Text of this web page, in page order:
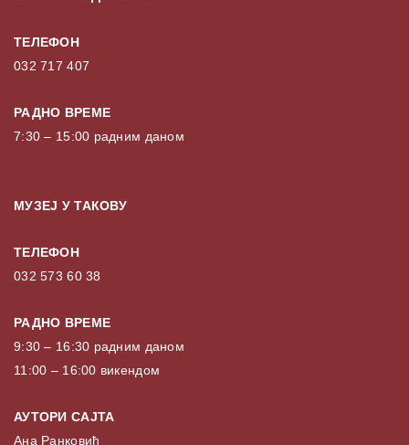
ТЕЛЕФОН
032 717 407
РАДНО ВРЕМЕ
7:30 – 15:00 радним даном
МУЗЕЈ У ТАКОВУ
ТЕЛЕФОН
032 573 60 38
РАДНО ВРЕМЕ
9:30 – 16:30 радним даном
11:00 – 16:00 викендом
АУТОРИ САЈТА
Ана Ранковић